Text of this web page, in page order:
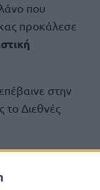
που
προκάλεσε
στην
το Διεθνές
ακριβείς
ισπανόφωνο